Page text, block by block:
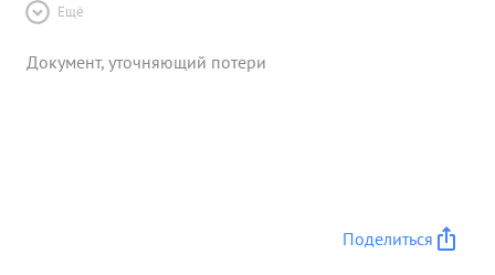
Ещё
Документ, уточняющий потери
Поделиться